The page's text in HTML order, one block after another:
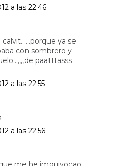
a las 22:46
ya se
con sombrero y
paatttasss
a las 22:55
a las 22:56